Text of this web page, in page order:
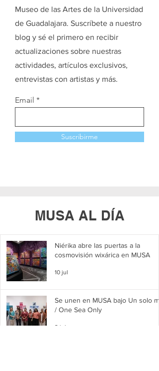
Museo de las Artes de la Universidad
de Guadalajara. Suscríbete a nuestro
blog y sé el primero en recibir
actualizaciones sobre nuestras
actividades, artículos exclusivos,
entrevistas con artistas y más.
Email
Suscribirme
MUSA AL DÍA
Niérika abre las puertas a la
cosmovisión wixárica en MUSA
10 jul
Se unen en MUSA bajo Un solo
/ One Sea Only
2 jul